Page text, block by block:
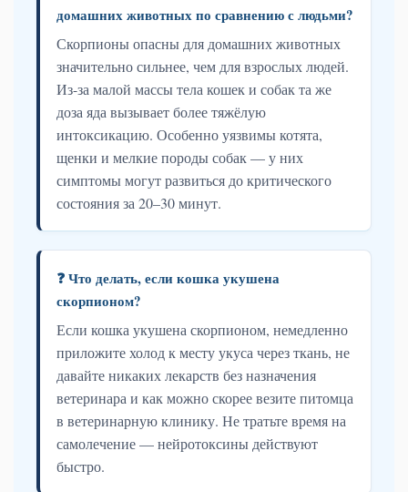
домашних животных по сравнению с людьми?
Скорпионы опасны для домашних животных
значительно сильнее, чем для взрослых людей.
Из-за малой массы тела кошек и собак та же
доза яда вызывает более тяжёлую
интоксикацию. Особенно уязвимы котята,
щенки и мелкие породы собак — у них
симптомы могут развиться до критического
состояния за 20–30 минут.
❓ Что делать, если кошка укушена
скорпионом?
Если кошка укушена скорпионом, немедленно
приложите холод к месту укуса через ткань, не
давайте никаких лекарств без назначения
ветеринара и как можно скорее везите питомца
в ветеринарную клинику. Не тратьте время на
самолечение — нейротоксины действуют
быстро.